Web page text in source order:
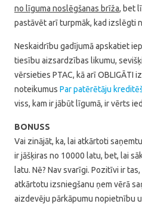
no līguma noslēgšanas brīža, bet
pastāvēt arī turpmāk, kad izslēgti
Neskaidrību gadījumā apskatiet
tiesību aizsardzības likumu,
vērsieties PTAC, kā arī OBLIGĀTI
noteikumus Par patērētāju
viss, kam ir jābūt līgumā, ir vērts
BONUSS
Vai zinājāt, ka, lai atkārtoti
ir jāšķiras no 10000 latu, bet, lai
latu. Nē? Nav svarīgi. Pozitīvi ir
atkārtotu izsniegšanu ņem vērā
aizdevēju pārkāpumu nopietnību